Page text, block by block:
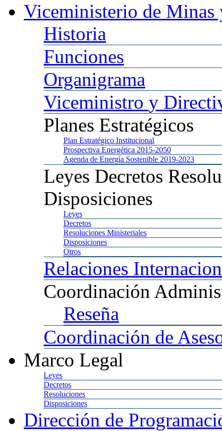
Viceministerio de Minas
Historia
Funciones
Organigrama
Viceministro y
Planes Estratégicos
Plan Estratégico Institucional
Prospectiva Energética 2015-2050
Agenda de Energía Sostenible 2019-2023
Leyes Decretos
Disposiciones
Leyes
Decretos
Resoluciones Ministeriales
Disposiciones
Otros
Relaciones
Coordinación
Reseña
Coordinación de
Marco Legal
Leyes
Decretos
Resoluciones
Disposiciones
Dirección de